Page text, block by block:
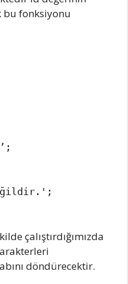
bu fonksiyonu
çalıştırdığımızda
döndürecektir.